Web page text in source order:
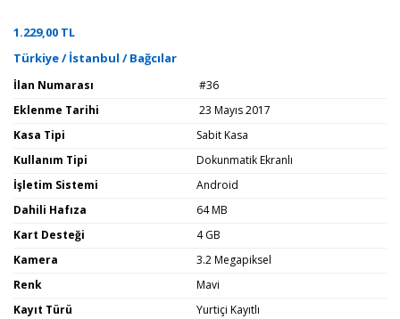
1.229,00 TL
Türkiye / İstanbul / Bağcılar
İlan Numarası
#36
Eklenme Tarihi
23 Mayıs 2017
Kasa Tipi
Sabit Kasa
Kullanım Tipi
Dokunmatik Ekranlı
İşletim Sistemi
Android
Dahili Hafıza
64 MB
Kart Desteği
4 GB
Kamera
3.2 Megapiksel
Renk
Mavi
Kayıt Türü
Yurtiçi Kayıtlı